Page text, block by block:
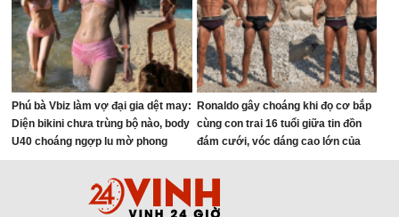
Phú bà Vbiz làm vợ đại gia dệt may:
Diện bikini chưa trùng bộ nào, body
U40 choáng ngợp lu mờ phong
cảnh
Ronaldo gây choáng khi đọ cơ bắp
cùng con trai 16 tuổi giữa tin đồn
đám cưới, vóc dáng cao lớn của
người thừa kế đế chế tỷ đô chiếm
trọn spotlight